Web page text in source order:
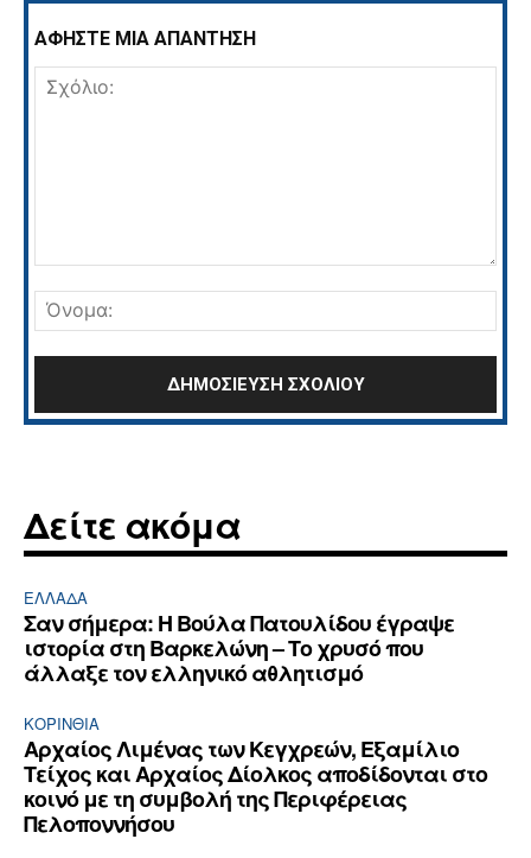
ΑΦΗΣΤΕ ΜΙΑ ΑΠΑΝΤΗΣΗ
Δείτε ακόμα
ΕΛΛΆΔΑ
Σαν σήμερα: Η Βούλα Πατουλίδου έγραψε
ιστορία στη Βαρκελώνη – Το χρυσό που
άλλαξε τον ελληνικό αθλητισμό
ΚΟΡΙΝΘΊΑ
Αρχαίος Λιμένας των Κεγχρεών, Εξαμίλιο
Τείχος και Aρχαίος Δίολκος αποδίδονται στο
κοινό με τη συμβολή της Περιφέρειας
Πελοποννήσου